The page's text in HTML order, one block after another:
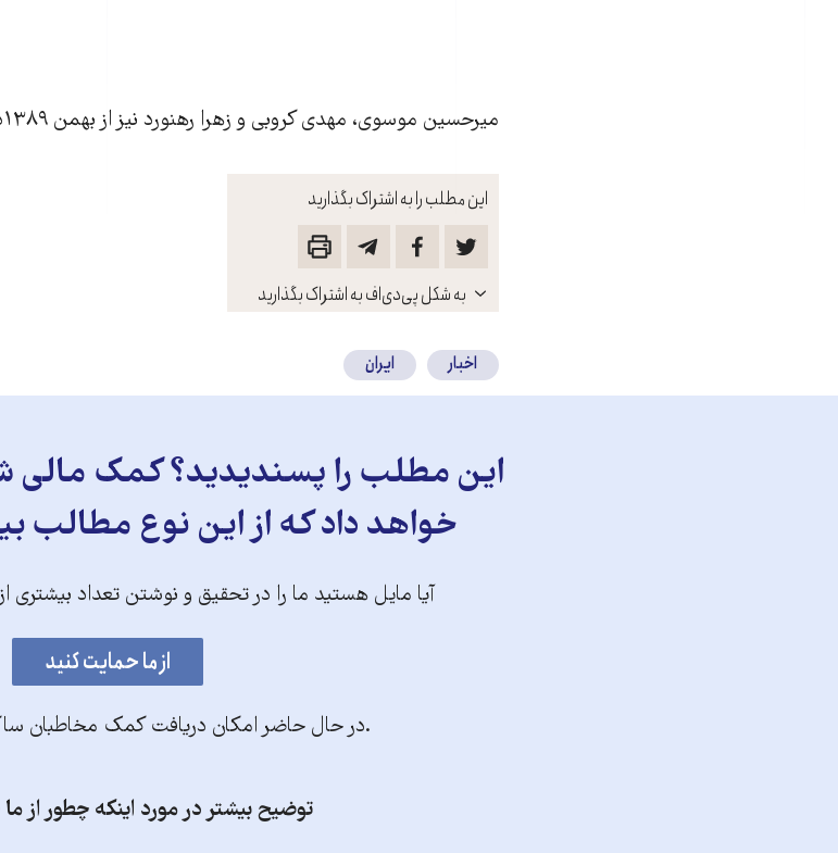
این مطلب را به اشتراک بگذارید
باز
کنید
به شکل پی‌دی‌اف به اشتراک بگذارید
ميرحسين موسوی، مهدی کروبی و زهرا رهنورد نيز از بهمن ۱۳۸۹در حصر خانگی به سر می‌برند.
اخبار ایران
این مطلب را پسندیدید؟ کمک مالی
خواهد داد که از این نوع مطالب
آیا مایل هستید ما را در تحقیق و نوشتن تعداد بیشتری
.در حال حاضر امکان دریافت کمک مخاطبان
توضیح بیشتر در مورد اینکه چطور از